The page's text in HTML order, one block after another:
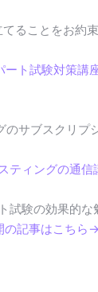
ることをお約束
ート試験対策講
サブスクリプ
ティングの通
試験の効果的な
の記事はこちら→